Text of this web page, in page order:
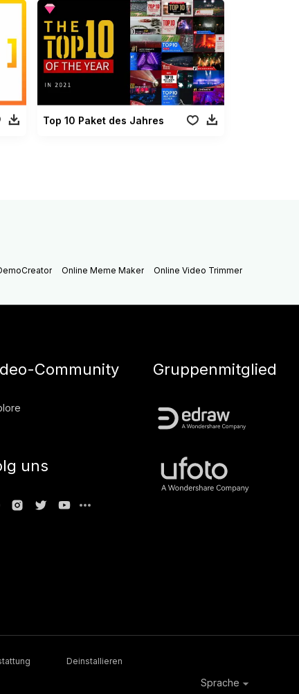
Top 10 Paket des Jahres
Online Meme Maker Online Video Trimmer
Community
uns
Gruppenmitglied
Deinstallieren
Sprache